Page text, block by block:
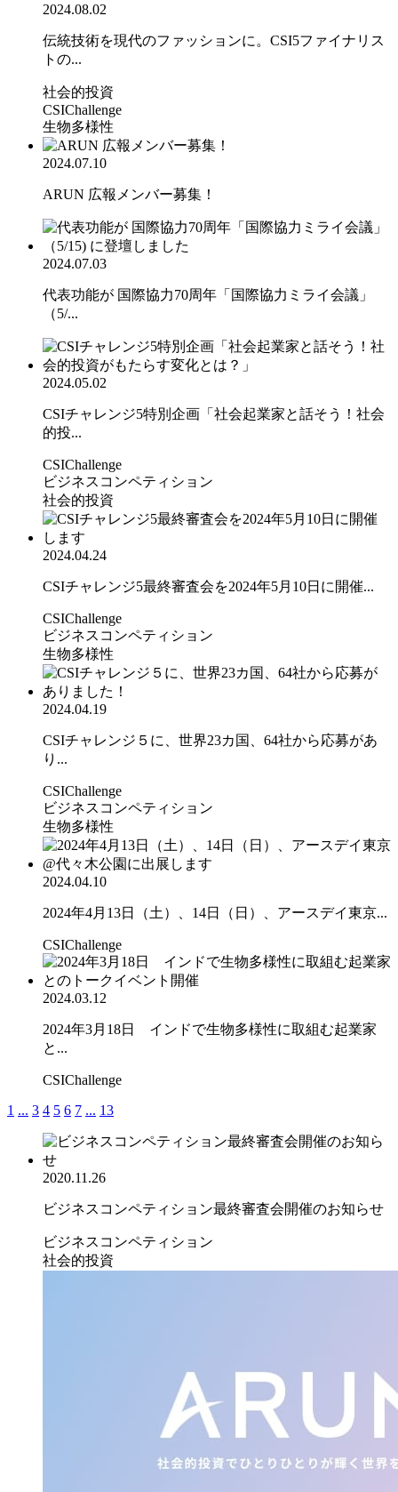
2024.08.02
伝統技術を現代のファッションに。CSI5ファイナリス
トの...
社会的投資
CSIChallenge
生物多様性
2024.07.10
ARUN 広報メンバー募集！
2024.07.03
代表功能が 国際協力70周年「国際協力ミライ会議」
（5/...
2024.05.02
CSIチャレンジ5特別企画「社会起業家と話そう！社会
的投...
CSIChallenge
ビジネスコンペティション
社会的投資
2024.04.24
CSIチャレンジ5最終審査会を2024年5月10日に開催...
CSIChallenge
ビジネスコンペティション
生物多様性
2024.04.19
CSIチャレンジ５に、世界23カ国、64社から応募があ
り...
CSIChallenge
ビジネスコンペティション
生物多様性
2024.04.10
2024年4月13日（土）、14日（日）、アースデイ東京...
CSIChallenge
2024.03.12
2024年3月18日 インドで生物多様性に取組む起業家
と...
CSIChallenge
1 ... 3 4 5 6 7 ... 13
2020.11.26
ビジネスコンペティション最終審査会開催のお知らせ
ビジネスコンペティション
社会的投資